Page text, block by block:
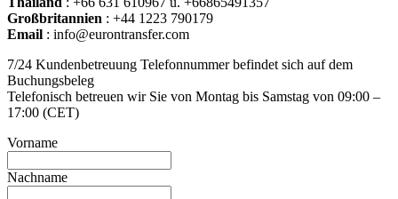
Großbritannien : +44 1223 790179
Email : info@eurontransfer.com
7/24 Kundenbetreuung Telefonnummer befindet sich auf dem
Buchungsbeleg
Telefonisch betreuen wir Sie von Montag bis Samstag von 09:00 –
17:00 (CET)
Lass
Feld
leer
Vorname
Nachname